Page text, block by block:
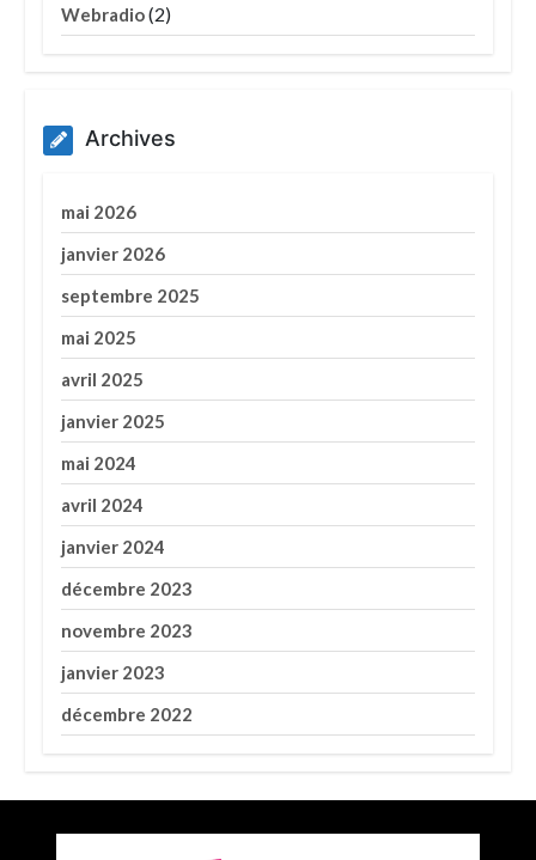
Webradio(2)
Archives
mai 2026
janvier 2026
septembre 2025
mai 2025
avril 2025
janvier 2025
mai 2024
avril 2024
janvier 2024
décembre 2023
novembre 2023
janvier 2023
décembre 2022